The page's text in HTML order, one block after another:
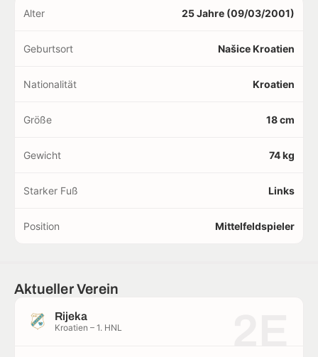
Alter 25 Jahre (09/03/2001)
Geburtsort Našice Kroatien
Nationalität Kroatien
Größe 18 cm
Gewicht 74 kg
Starker Fuß Links
Position Mittelfeldspieler
Aktueller Verein
Rijeka
Kroatien – 1. HNL